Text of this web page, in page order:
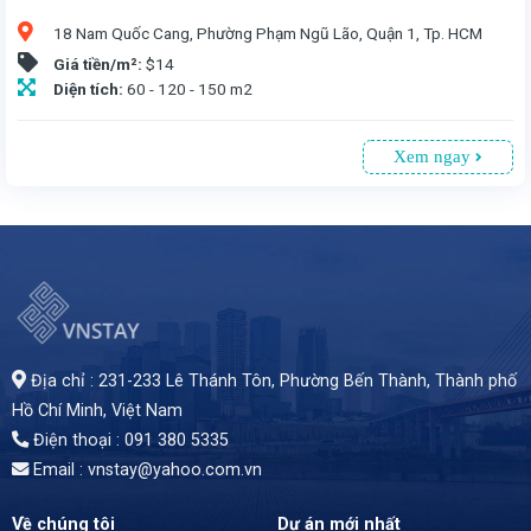
18 Nam Quốc Cang, Phường Phạm Ngũ Lão, Quận 1, Tp. HCM
Giá tiền/m²: $14
Diện tích: 60 - 120 - 150 m2
Xem ngay
Địa chỉ : 231-233 Lê Thánh Tôn, Phường Bến Thành, Thành phố
Hồ Chí Minh, Việt Nam
Điện thoại : 091 380 5335
Email : vnstay@yahoo.com.vn
Về chúng tôi Dự án mới nhất